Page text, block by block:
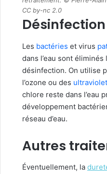
CC by-nc 2.0
Désinfection
Les bactéries et virus
dans l’eau sont éliminés
désinfection. On utilise
l’ozone ou des
chlore reste dans l’eau
développement
réseau d’eau.
Autres
Éventuellement, la